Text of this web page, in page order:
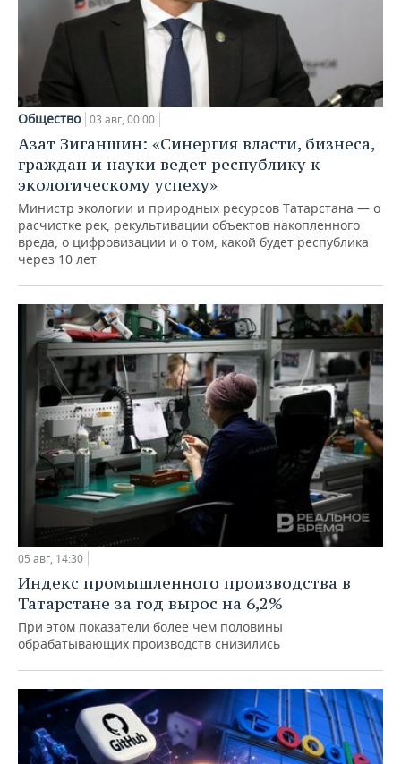
Общество 03 авг, 00:00
Азат Зиганшин: «Синергия власти, бизнеса,
граждан и науки ведет республику к
экологическому успеху»
Министр экологии и природных ресурсов Татарстана — о
расчистке рек, рекультивации объектов накопленного
вреда, о цифровизации и о том, какой будет республика
через 10 лет
05 авг, 14:30
Индекс промышленного производства в
Татарстане за год вырос на 6,2%
При этом показатели более чем половины
обрабатывающих производств снизились